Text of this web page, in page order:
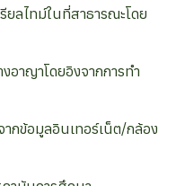
ยลไทม์ในที่สาธารณะโดย
อาญาโดยอิงจากการทำ
ากข้อมูลอินเทอร์เน็ต/กล้อง